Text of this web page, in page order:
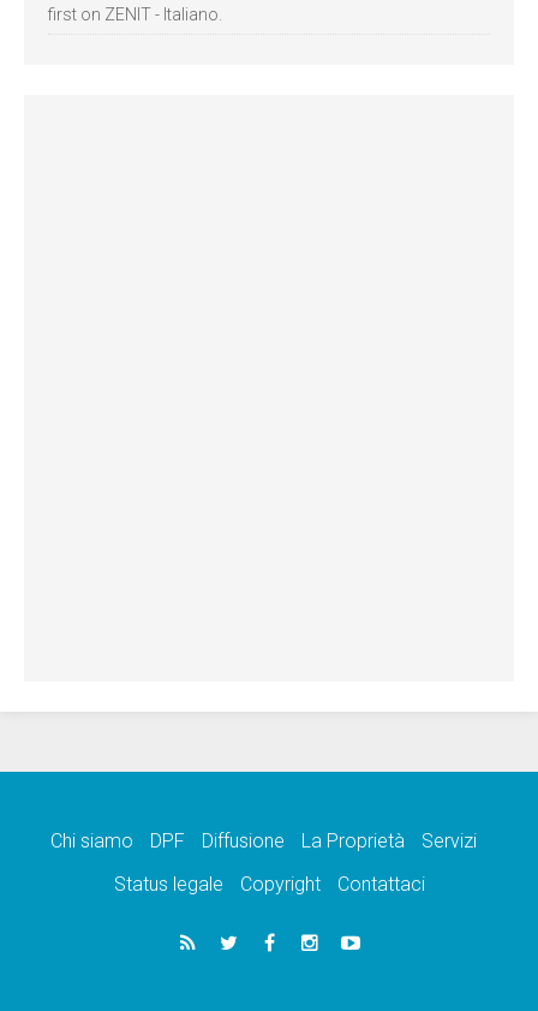
first on ZENIT - Italiano.
Chi siamo DPF Diffusione La Proprietà
Servizi
Status legale
Copyright Contattaci